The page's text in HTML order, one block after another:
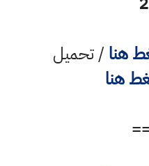
هنا / تحميل
هنا